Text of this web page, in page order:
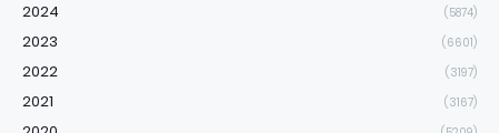
2024 (5874)
2023 (6601)
2022 (3197)
2021 (3167)